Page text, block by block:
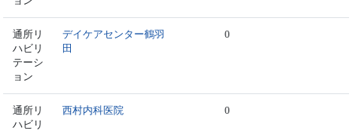
通所リ
ハビリ
テーシ
ョン
デイケアセンター鶴羽
田
0
通所リ
ハビリ
西村内科医院 0